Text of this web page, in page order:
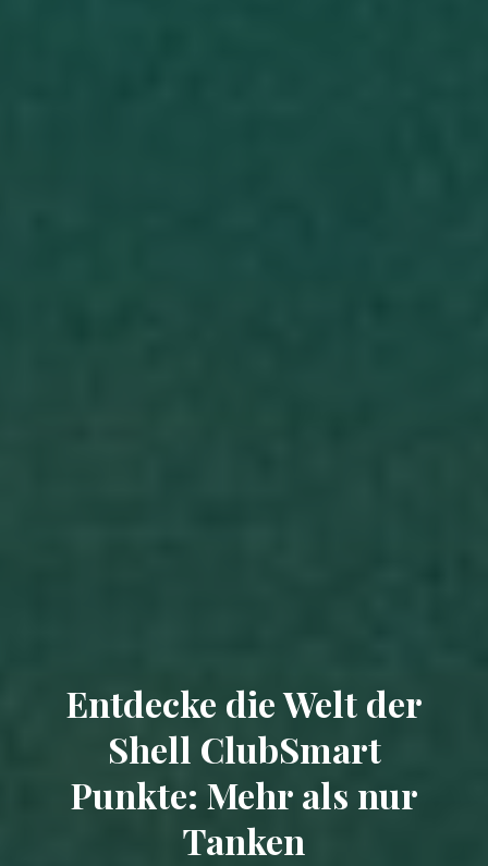
Entdecke die Welt der
Shell ClubSmart
Punkte: Mehr als nur
Tanken